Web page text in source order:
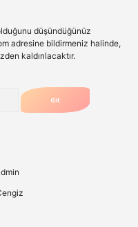
düşündüğünüz
adresine bildirmeniz halinde,
kaldırılacaktır.